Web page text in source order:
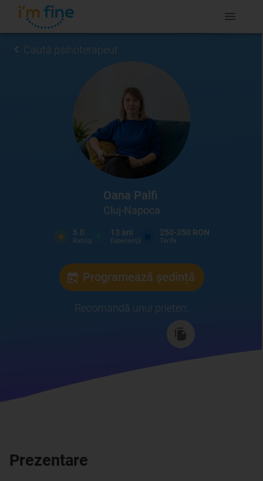
Caută psihoterapeut
Oana Palfi
Cluj-Napoca
5.0
Rating
13 ani
Experienţă
250-350 RON
Tarife
Programează ședință
Recomandă unui prieten:
Prezentare